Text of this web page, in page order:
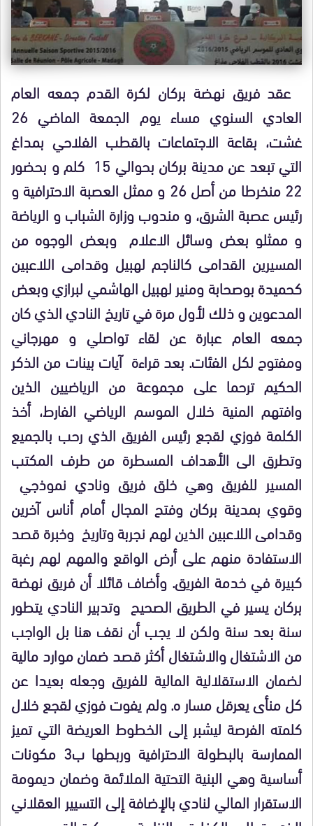
عقد فريق نهضة بركان لكرة القدم جمعه العام
العادي السنوي مساء يوم الجمعة الماضي 26
غشت، بقاعة الاجتماعات بالقطب الفلاحي بمداغ
التي تبعد عن مدينة بركان بحوالي 15 كلم و بحضور
22 منخرطا من أصل 26 و ممثل العصبة الاحترافية و
رئيس عصبة الشرق، و مندوب وزارة الشباب و الرياضة
و ممثلو بعض وسائل الاعلام وبعض الوجوه من
المسيرين القدامى كالناجم لهبيل وقدامى اللاعبين
كحميدة بوصحابة ومنير لهبيل الهاشمي لبرازي وبعض
المدعوين و ذلك لأول مرة في تاريخ النادي الذي كان
جمعه العام عبارة عن لقاء تواصلي و مهرجاني
ومفتوح لكل الفئات. بعد قراءة آيات بينات من الذكر
الحكيم ترحما على مجموعة من الرياضيين الذين
وافتهم المنية خلال الموسم الرياضي الفارط، أخذ
الكلمة فوزي لقجع رئيس الفريق الذي رحب بالجميع
وتطرق الى الأهداف المسطرة من طرف المكتب
المسير للفريق وهي خلق فريق ونادي نموذجي
وقوي بمدينة بركان وفتح المجال أمام أناس آخرين
وقدامى اللاعبين الذين لهم نجربة وتاريخ وخبرة قصد
الاستفادة منهم على أرض الواقع والمهم لهم رغبة
كبيرة في خدمة الفريق. وأضاف قائلا أن فريق نهضة
بركان يسير في الطريق الصحيح وتدبير النادي يتطور
سنة بعد سنة ولكن لا يجب أن نقف هنا بل الواجب
من الاشتغال والاشتغال أكثر قصد ضمان موارد مالية
لضمان الاستقلالية المالية للفريق وجعله بعيدا عن
كل منأى يعرقل مسار ه. ولم يفوت فوزي لقجع خلال
كلمته الفرصة ليشبر إلى الخطوط العريضة التي تميز
الممارسة بالبطولة الاحترافية وربطها ب3 مكونات
أساسية وهي البنية التحتية الملائمة وضمان ديمومة
الاستقرار المالي لنادي بالإضافة إلى التسيير العقلاني